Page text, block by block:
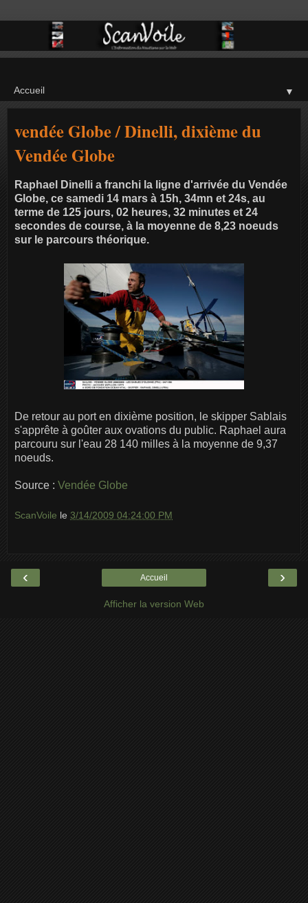
▼
vendée Globe / Dinelli, dixième du
Vendée Globe
Raphael Dinelli a franchi la ligne d'arrivée du Vendée
Globe, ce samedi 14 mars à 15h, 34mn et 24s, au
terme de 125 jours, 02 heures, 32 minutes et 24
secondes de course, à la moyenne de 8,23 noeuds
sur le parcours théorique.
De retour au port en dixième position, le skipper Sablais
s'apprête à goûter aux ovations du public. Raphael aura
parcouru sur l'eau 28 140 milles à la moyenne de 9,37
noeuds.
Source : Vendée Globe
ScanVoile le 3/14/2009 04:24:00 PM
‹ ›
Accueil
Afficher la version Web